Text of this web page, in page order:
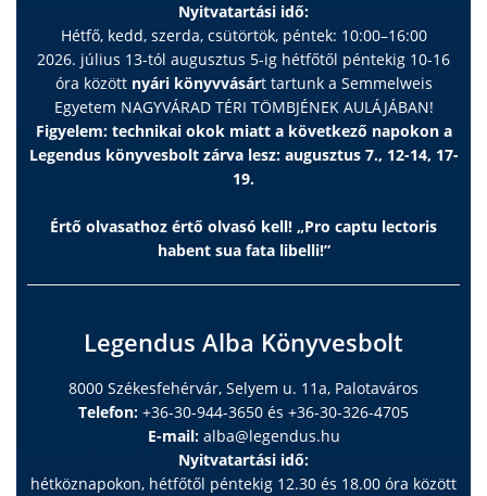
Nyitvatartási idő:
Hétfő, kedd, szerda, csütörtök, péntek: 10:00–16:00
2026. július 13-tól augusztus 5-ig hétfőtől péntekig 10-16
óra között nyári könyvvásárt tartunk a Semmelweis
Egyetem NAGYVÁRAD TÉRI TÖMBJÉNEK AULÁJÁBAN!
Figyelem: technikai okok miatt a következő napokon a
Legendus könyvesbolt zárva lesz: augusztus 7., 12-14, 17-
19.
Értő olvasathoz értő olvasó kell! „Pro captu lectoris
habent sua fata libelli!”
Legendus Alba Könyvesbolt
8000 Székesfehérvár, Selyem u. 11a, Palotaváros
Telefon: +36-30-944-3650 és +36-30-326-4705
E-mail: alba@legendus.hu
Nyitvatartási idő:
hétköznapokon, hétfőtől péntekig 12.30 és 18.00 óra között